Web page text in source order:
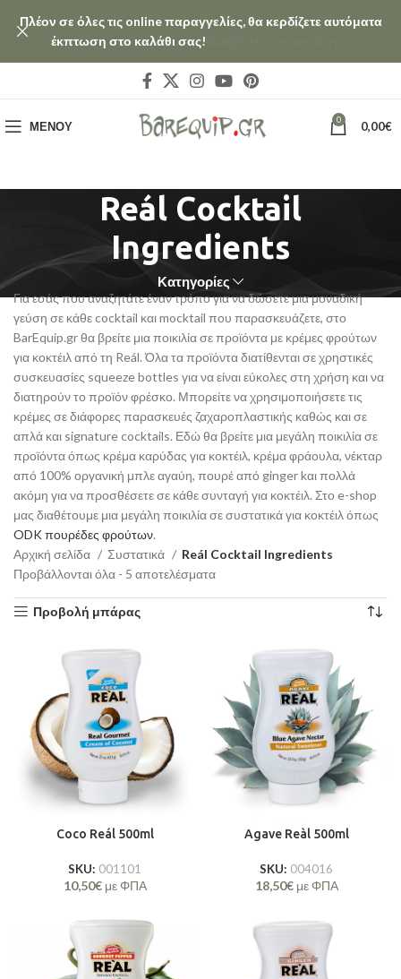
ΜΕΝΟΎ 0 0,00€
Reál Cocktail
Ingredients
Κατηγορίες
Για εσάς που αναζητάτε έναν τρόπο για να δώσετε μια μοναδική
γεύση σε κάθε cocktail και mocktail που παρασκευάζετε, στο
BarEquip.gr θα βρείτε μια ποικιλία σε προϊόντα με κρέμες φρούτων
για κοκτέιλ από τη Reál. Όλα τα προϊόντα διατίθενται σε χρηστικές
συσκευασίες squeeze bottles για να είναι εύκολες στη χρήση και να
διατηρούν το προϊόν φρέσκο. Μπορείτε να χρησιμοποιήσετε τις
κρέμες σε διάφορες παρασκευές ζαχαροπλαστικής καθώς και σε
απλά και signature cocktails. Εδώ θα βρείτε μια μεγάλη ποικιλία σε
προϊόντα όπως κρέμα καρύδας για κοκτέιλ, κρέμα φράουλα, νέκταρ
από 100% οργανική μπλε αγαύη, πουρέ από ginger kαι πολλά
ακόμη για να προσθέσετε σε κάθε συνταγή για κοκτέιλ. Στο e-shop
μας διαθέτουμε μια μεγάλη ποικιλία σε συστατικά για κοκτέιλ όπως
ODK πουρέδες φρούτων.
Αρχική σελίδα
Συστατικά
Reál Cocktail Ingredients
Προβάλλονται όλα - 5 αποτελέσματα
Προβολή μπάρας
Coco Reál 500ml
SKU: 001101
10,50€με ΦΠΑ
Agave Reàl 500ml
SKU: 004016
18,50€με ΦΠΑ
Πλέον σε όλες τις online παραγγελίες, θα κερδίζετε αυτόματα
έκπτωση στο καλάθι σας!